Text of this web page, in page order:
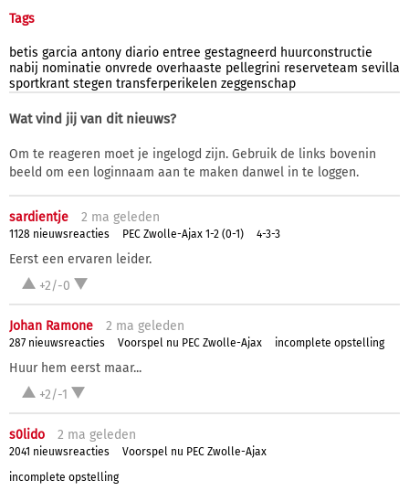
Tags
betis garcia antony diario entree gestagneerd huurconstructie
nabij nominatie onvrede overhaaste pellegrini reserveteam sevilla
sportkrant stegen transferperikelen zeggenschap
Wat vind jij van dit nieuws?
Om te reageren moet je ingelogd zijn. Gebruik de links bovenin
beeld om een loginnaam aan te maken danwel in te loggen.
sardientje 2 ma geleden
1128 nieuwsreacties PEC Zwolle-Ajax 1-2 (0-1) 4-3-3
Eerst een ervaren leider.
+2/-0
Johan Ramone 2 ma geleden
287 nieuwsreacties Voorspel nu PEC Zwolle-Ajax incomplete opstelling
Huur hem eerst maar...
+2/-1
s0lido 2 ma geleden
2041 nieuwsreacties
Voorspel nu PEC Zwolle-Ajax
incomplete opstelling